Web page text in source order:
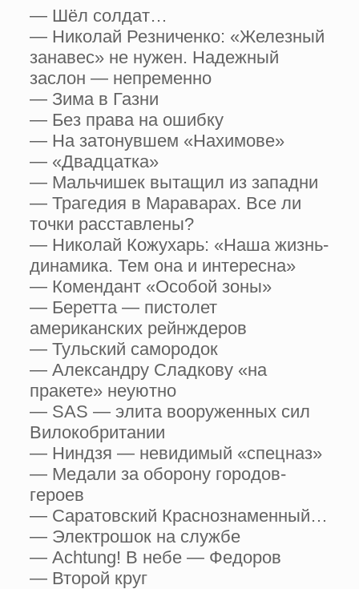
— Шёл солдат…
— Николай Резниченко: «Железный
занавес» не нужен. Надежный
заслон — непременно
— Зима в Газни
— Без права на ошибку
— На затонувшем «Нахимове»
— «Двадцатка»
— Мальчишек вытащил из западни
— Трагедия в Мараварах. Все ли
точки расставлены?
— Николай Кожухарь: «Наша жизнь-
динамика. Тем она и интересна»
— Комендант «Особой зоны»
— Беретта — пистолет
американских рейнждеров
— Тульский самородок
— Александру Сладкову «на
пракете» неуютно
— SAS — элита вооруженных сил
Вилокобритании
— Ниндзя — невидимый «спецназ»
— Медали за оборону городов-
героев
— Саратовский Краснознаменный…
— Электрошок на службе
— Achtung! В небе — Федоров
— Второй круг